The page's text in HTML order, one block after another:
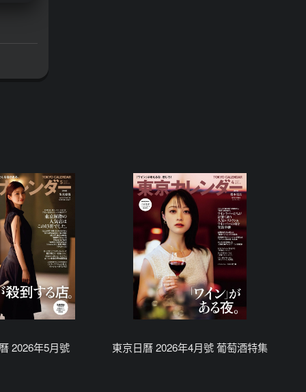
2026年5月號 東京日曆 2026年4月號 葡萄酒特集